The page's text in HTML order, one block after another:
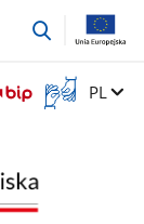
przejdź
Otwórz
okno
Zmień
PL